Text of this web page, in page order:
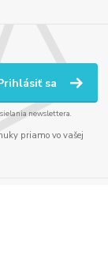
sa
newslettera.
priamo vo vašej